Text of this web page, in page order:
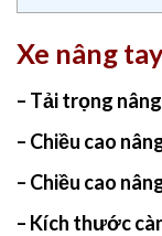
Xe nâng
– Tải trọng
– Chiều cao
– Chiều cao
– Kích thước